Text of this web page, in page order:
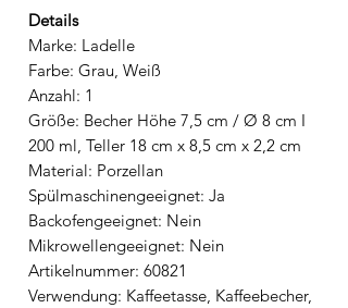
Details
Marke: Ladelle
Farbe: Grau, Weiß
Anzahl: 1
Größe: Becher Höhe 7,5 cm / Ø 8 cm I
200 ml, Teller 18 cm x 8,5 cm x 2,2 cm
Material: Porzellan
Spülmaschinengeeignet: Ja
Backofengeeignet: Nein
Mikrowellengeeignet: Nein
Artikelnummer: 60821
Verwendung: Kaffeetasse, Kaffeebecher,